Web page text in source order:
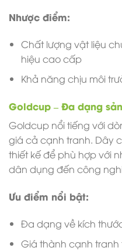
Nhược điểm:
Chất lượng vật liệu
hiệu cao cấp
Khả năng chịu môi
Goldcup – Đa dạng
Goldcup nổi tiếng với
giá cả cạnh tranh. Dây
thiết kế để phù hợp với
dân dụng đến công
Ưu điểm nổi bật:
Đa dạng về kích
Giá thành cạnh